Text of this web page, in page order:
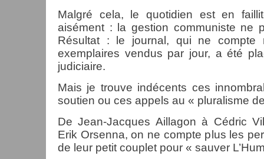
Malgré cela, le quotidien est en
aisément : la gestion communiste ne
Résultat : le journal, qui ne compte
exemplaires vendus par jour, a été
judiciaire.
Mais je trouve indécents ces
soutien ou ces appels au « pluralisme
De Jean-Jacques Aillagon à Cédric
Erik Orsenna, on ne compte plus les
de leur petit couplet pour « sauver